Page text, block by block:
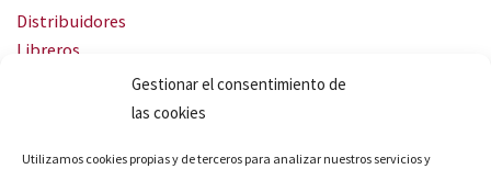
Gestionar el consentimiento de
las cookies
Utilizamos cookies propias y de terceros para analizar nuestros servicios y
Distribuidores
Libreros
Servicio Landingweb
Crea tu audiobook